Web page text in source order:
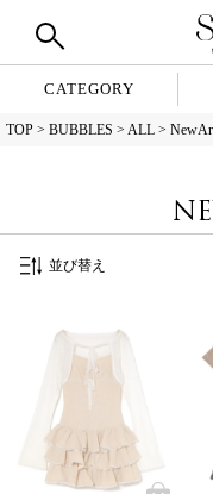
CATEGORY
TOP BUBBLES ALL
並び替え